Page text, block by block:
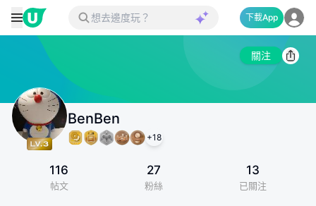
下載App
關注
BenBen
+18
116
帖文
27
粉絲
13
已關注